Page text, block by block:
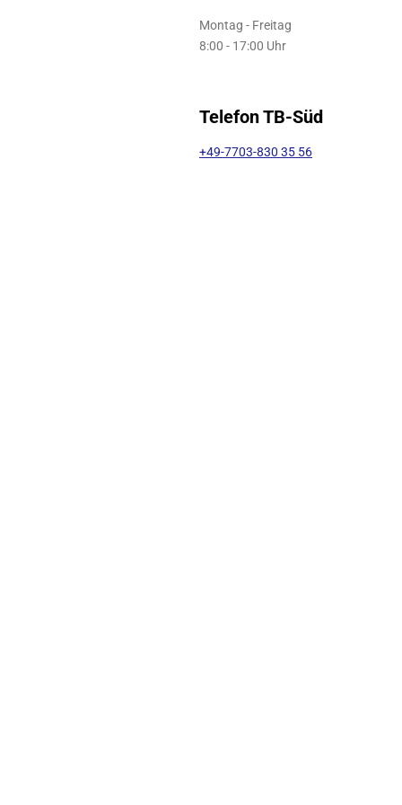
Montag - Freitag
8:00 - 17:00 Uhr
Telefon TB-Süd
+49-7703-830 35 56